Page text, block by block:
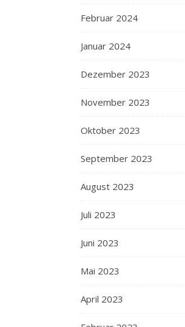
Februar 2024
Januar 2024
Dezember 2023
November 2023
Oktober 2023
September 2023
August 2023
Juli 2023
Juni 2023
Mai 2023
April 2023